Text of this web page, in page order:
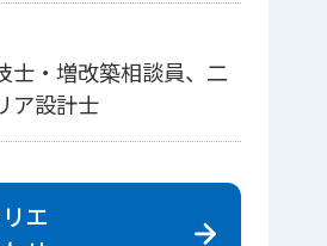
士・増改築相談員、二
ア設計士
エ